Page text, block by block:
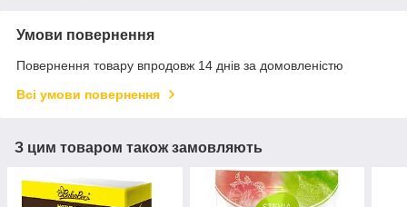
Умови повернення
Повернення товару впродовж 14 днів за домовленістю
Всі умови повернення
З цим товаром також замовляють